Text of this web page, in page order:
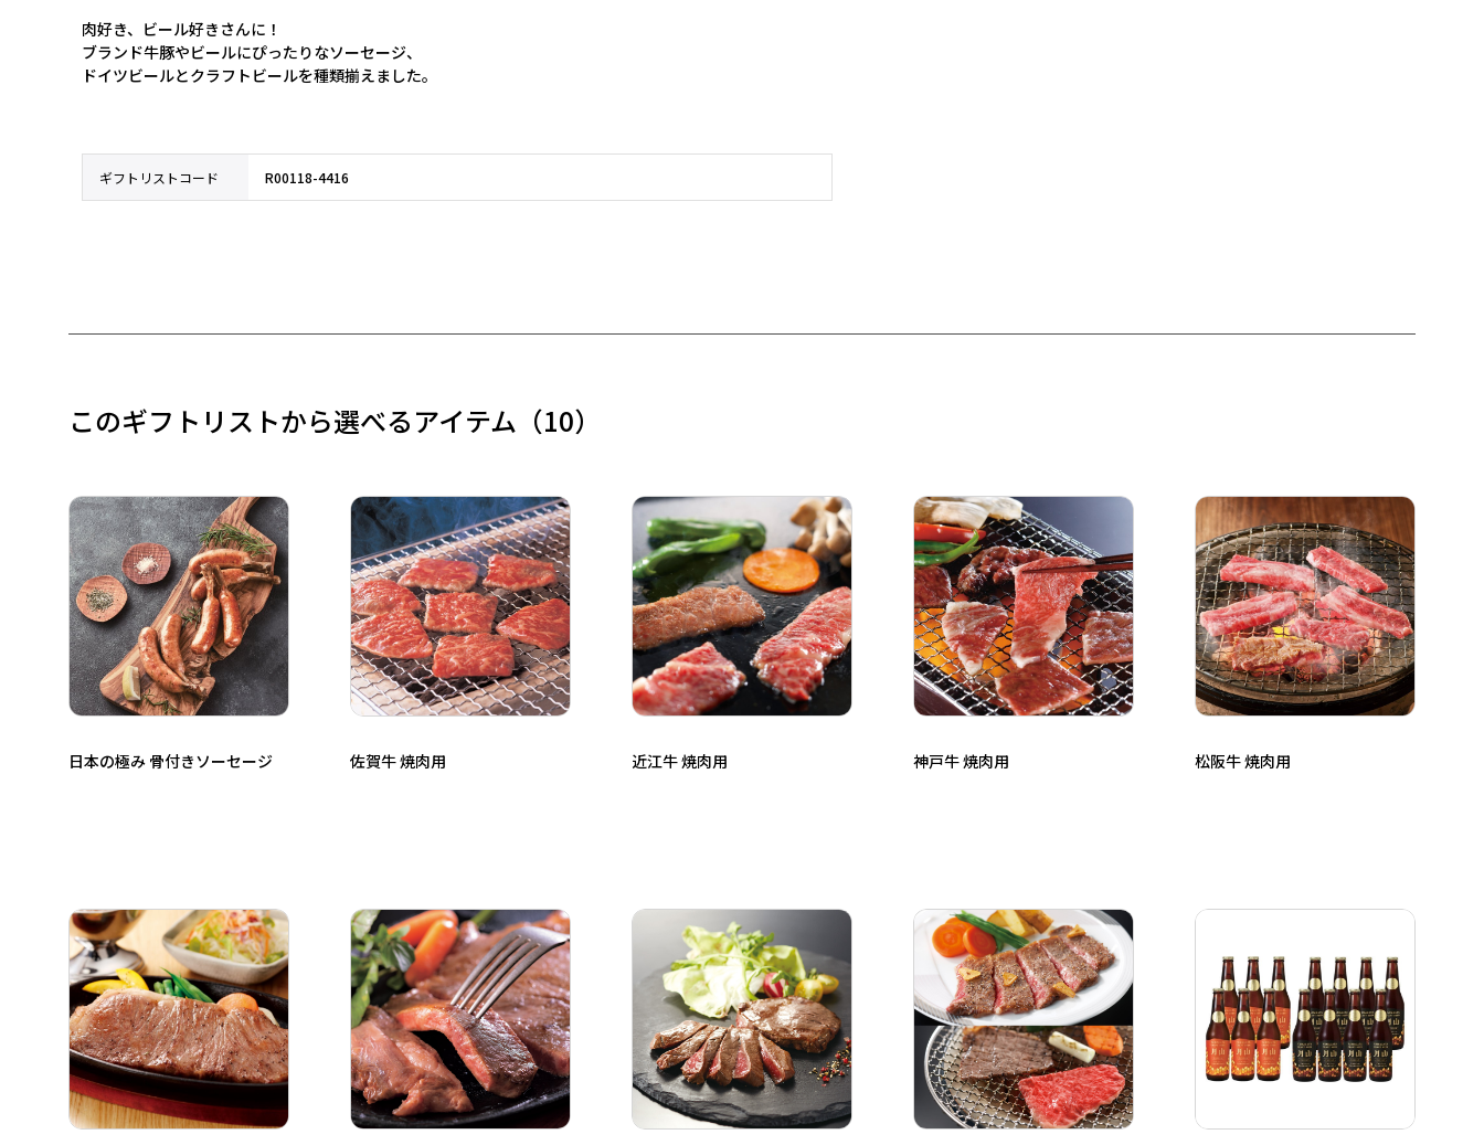
肉好き、ビール好きさんに！
ブランド牛豚やビールにぴったりなソーセージ、
ドイツビールとクラフトビールを種類揃えました。
ギフトリストコード R00118-4416
このギフトリストから選べるアイテム （10）
日本の極み 骨付きソーセージ 佐賀牛 焼肉用 近江牛 焼肉用 神戸牛 焼肉用 松阪牛 焼肉用